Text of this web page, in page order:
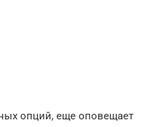
опций, еще оповещает